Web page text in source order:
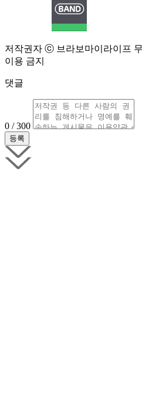
저작권자 ⓒ 브라보마이라이프
이용 금지
댓글
0 / 300